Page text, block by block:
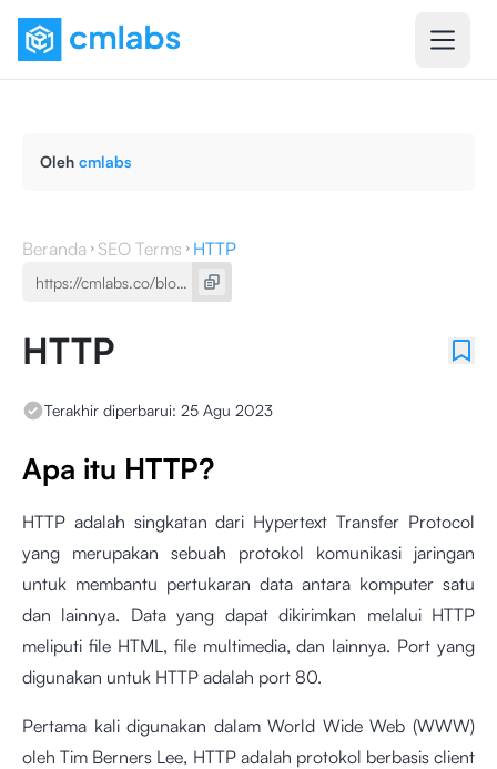
Oleh cmlabs
Beranda SEO Terms HTTP
HTTP
Terakhir diperbarui: 25 Agu 2023
Apa itu HTTP?
HTTP adalah singkatan dari Hypertext Transfer Protocol
yang merupakan sebuah protokol komunikasi jaringan
untuk membantu pertukaran data antara komputer satu
dan lainnya. Data yang dapat dikirimkan melalui HTTP
meliputi file HTML, file multimedia, dan lainnya. Port yang
digunakan untuk HTTP adalah port 80.
Pertama kali digunakan dalam World Wide Web (WWW)
oleh Tim Berners Lee, HTTP adalah protokol berbasis client